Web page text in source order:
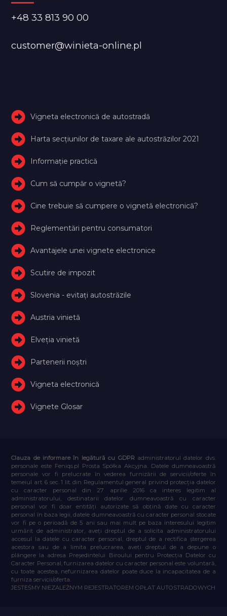
+48 33 813 90 00
customer@winieta-online.pl
Vigneta electronică de autostradă
Harta secțiunilor de taxare ale autostrăzilor 2021
Informație practică
Cum să cumpăr o vignetă?
Cine trebuie să cumpere o vignetă electronică?
Reglementări pentru consumatori
Avantajele unei vignete electronice
Scutire de impozit
Slovenia - evitați autostrăzile
Austria vinietă
Elveţia vinietă
Partenerii noștri
Vigneta electronică
Vignete Glosar
Clauza de informare în legătură cu GDPR administratorul datelor dvs.
personale este Feniqs.pl Prosta Spółka Akcyjna. Datele dumneavoastră
personale vor fi prelucrate în vederea furnizării de servicii/oferte în
temeiul art. 6 sec. 1 lit. din Regulamentul general privind protecția datelor
cu caracter personal din 27 aprilie 2016 ca interes legitim al
administratorului, destinatarii datelor dumneavoastră cu caracter
personal vor fi doar entități autorizate să obțină date cu caracter
personal în baza legii, datele dumneavoastră cu caracter personal stocate
vor fi pe o perioadă de 5 ani sau mai mult pe baza interesului legitim
urmărit de administrator, aveți dreptul de a solicita administratorului
accesul la datele cu caracter personal, dreptul de a rectifica ștergerea
acestora sau de a limita prelucrarea, aveți dreptul de a depune o
plângere la adresa Președintelui Biroului pentru Protecția Datelor cu
Caracter Personal, furnizarea datelor cu caracter personal este voluntară,
cu toate acestea, nefurnizarea datelor poate duce la incapacitatea de a
furniza servicii/oferta.
JESTEŚMY NIEZALEŻNYM REJESTRATOREM OPŁAT AUTOSTRADOWYCH